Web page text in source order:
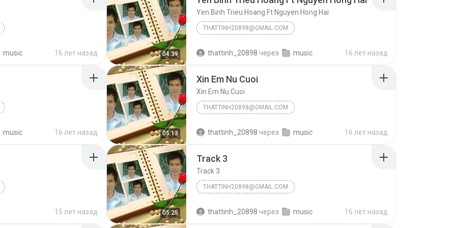
music 16 лет назад 04:39
Yen Binh Trieu Hoang Ft Nguyen Hong Hai
THATTINH20898@GMAIL.COM
thattinh_20898 через music 16 лет назад
music 16 лет назад 05:13
Xin Em Nu Cuoi
Xin Em Nu Cuoi
THATTINH20898@GMAIL.COM
thattinh_20898 через music 16 лет назад
15 лет назад 05:25
Track 3
Track 3
THATTINH20898@GMAIL.COM
thattinh_20898 через music 16 лет назад